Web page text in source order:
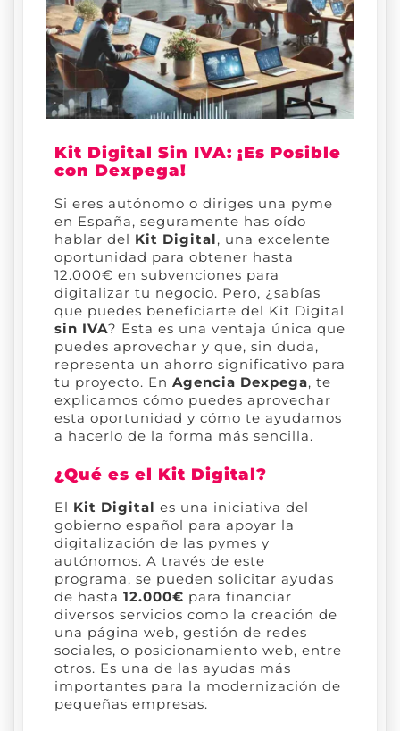
Kit Digital Sin IVA: ¡Es Posible
con Dexpega!
Si eres autónomo o diriges una pyme
en España, seguramente has oído
hablar del Kit Digital, una excelente
oportunidad para obtener hasta
12.000€ en subvenciones para
digitalizar tu negocio. Pero, ¿sabías
que puedes beneficiarte del Kit Digital
sin IVA? Esta es una ventaja única que
puedes aprovechar y que, sin duda,
representa un ahorro significativo para
tu proyecto. En Agencia Dexpega, te
explicamos cómo puedes aprovechar
esta oportunidad y cómo te ayudamos
a hacerlo de la forma más sencilla.
¿Qué es el Kit Digital?
El Kit Digital es una iniciativa del
gobierno español para apoyar la
digitalización de las pymes y
autónomos. A través de este
programa, se pueden solicitar ayudas
de hasta 12.000€ para financiar
diversos servicios como la creación de
una página web, gestión de redes
sociales, o posicionamiento web, entre
otros. Es una de las ayudas más
importantes para la modernización de
pequeñas empresas.